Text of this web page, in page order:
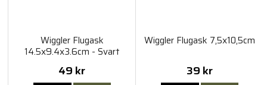
Wiggler Flugask
14.5x9.4x3.6cm - Svart
49 kr
Wiggler Flugask 7,5x10,5cm
39 kr